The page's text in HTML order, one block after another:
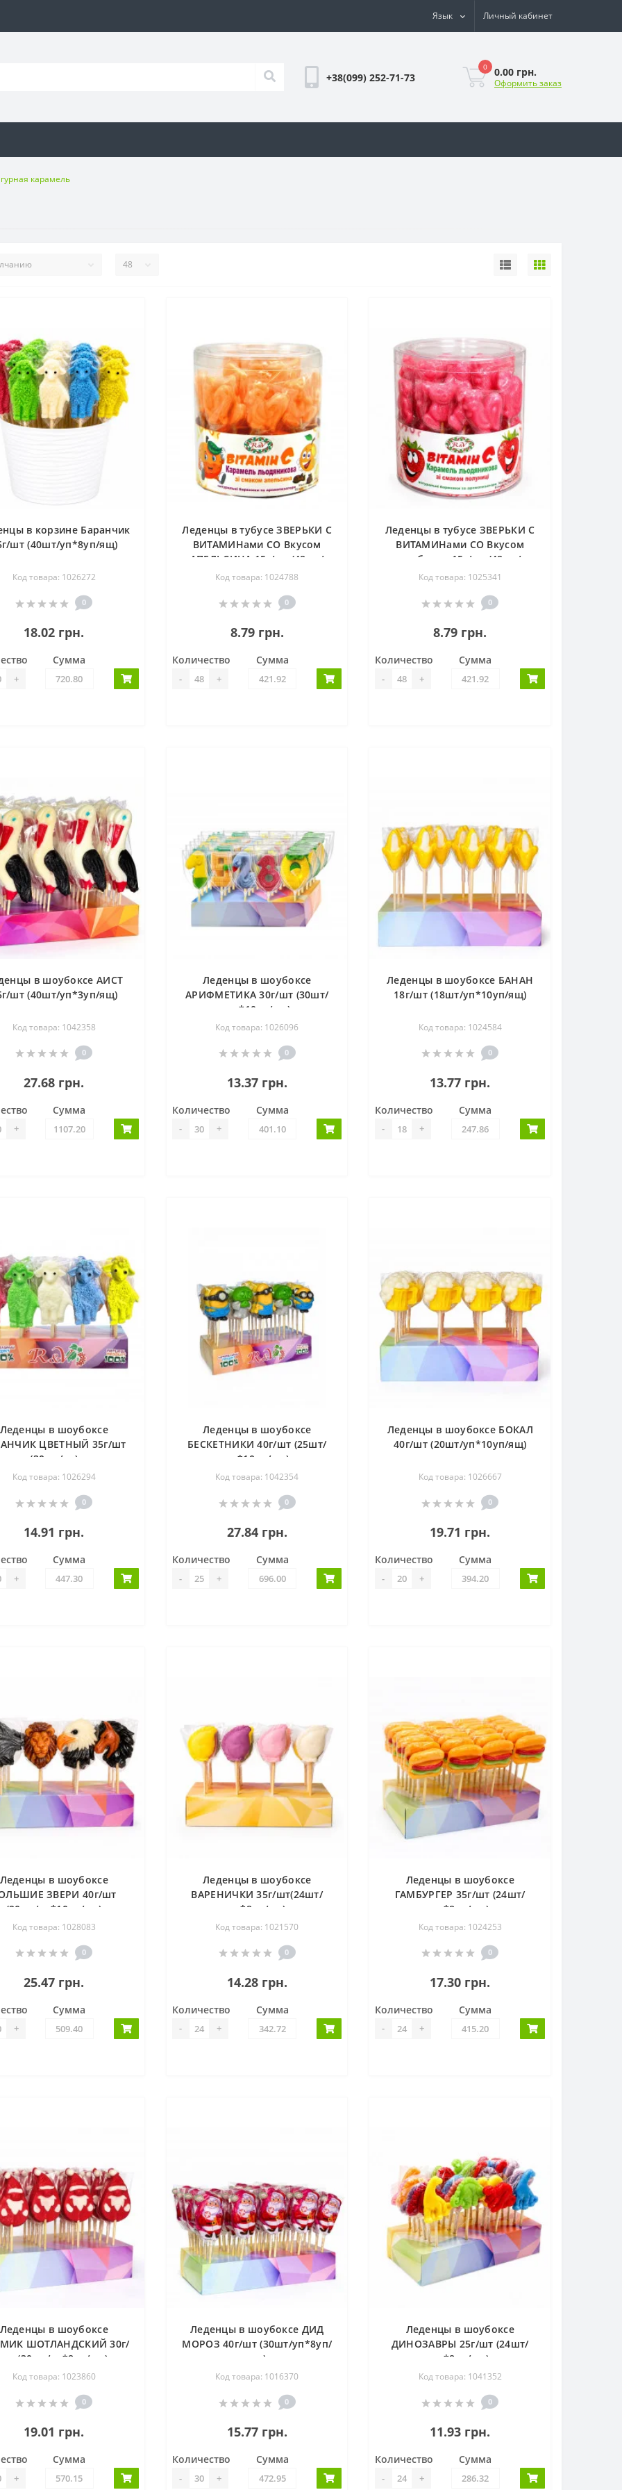
Язык Личный кабинет
+38(099) 252-71-73
0 0.00 грн.
Оформить заказ
карамель
в корзине Баранчик
шт (40шт/уп*8уп/ящ)
Код товара: 1026272
0
18.02 грн.
+
Сумма
Леденцы в тубусе ЗВЕРЬКИ С
ВИТАМИНами СО Вкусом
АПЕЛЬСИНА 15г/шт (48шт/
уп*12уп/ящ)
Код товара: 1024788
0
8.79 грн.
Количество
- +
Сумма
Леденцы в тубусе ЗВЕРЬКИ С
ВИТАМИНами СО Вкусом
клубники 15г/шт (48шт/
уп*12уп/ящ)
Код товара: 1025341
0
8.79 грн.
Количество
- +
Сумма
в шоубоксе АИСТ
шт (40шт/уп*3уп/ящ)
Код товара: 1042358
0
27.68 грн.
+
Сумма
Леденцы в шоубоксе
АРИФМЕТИКА 30г/шт (30шт/
уп *10уп/ящ)
Код товара: 1026096
0
13.37 грн.
Количество
- +
Сумма
Леденцы в шоубоксе БАНАН
18г/шт (18шт/уп*10уп/ящ)
Код товара: 1024584
0
13.77 грн.
Количество
- +
Сумма
Леденцы в шоубоксе
ЦВЕТНЫЙ 35г/шт
(30шт/уп)
Код товара: 1026294
0
14.91 грн.
+
Сумма
Леденцы в шоубоксе
БЕСКЕТНИКИ 40г/шт (25шт/
уп*10уп/ящ)
Код товара: 1042354
0
27.84 грн.
Количество
- +
Сумма
Леденцы в шоубоксе БОКАЛ
40г/шт (20шт/уп*10уп/ящ)
Код товара: 1026667
0
19.71 грн.
Количество
- +
Сумма
Леденцы в шоубоксе
ЗВЕРИ 40г/шт
(20шт/уп*10уп/ящ)
Код товара: 1028083
0
25.47 грн.
+
Сумма
Леденцы в шоубоксе
ВАРЕНИЧКИ 35г/шт(24шт/
уп*8уп/ящ)
Код товара: 1021570
0
14.28 грн.
Количество
- +
Сумма
Леденцы в шоубоксе
ГАМБУРГЕР 35г/шт (24шт/
уп*8уп/ящ)
Код товара: 1024253
0
17.30 грн.
Количество
- +
Сумма
Леденцы в шоубоксе
ШОТЛАНДСКИЙ 30г/
шт (30шт/уп*8уп/ящ)
Код товара: 1023860
0
19.01 грн.
+
Сумма
Леденцы в шоубоксе ДИД
МОРОЗ 40г/шт (30шт/уп*8уп/
ящ)
Код товара: 1016370
0
15.77 грн.
Количество
- +
Сумма
Леденцы в шоубоксе
ДИНОЗАВРЫ 25г/шт (24шт/
уп*8уп/ящ)
Код товара: 1041352
0
11.93 грн.
Количество
- +
Сумма